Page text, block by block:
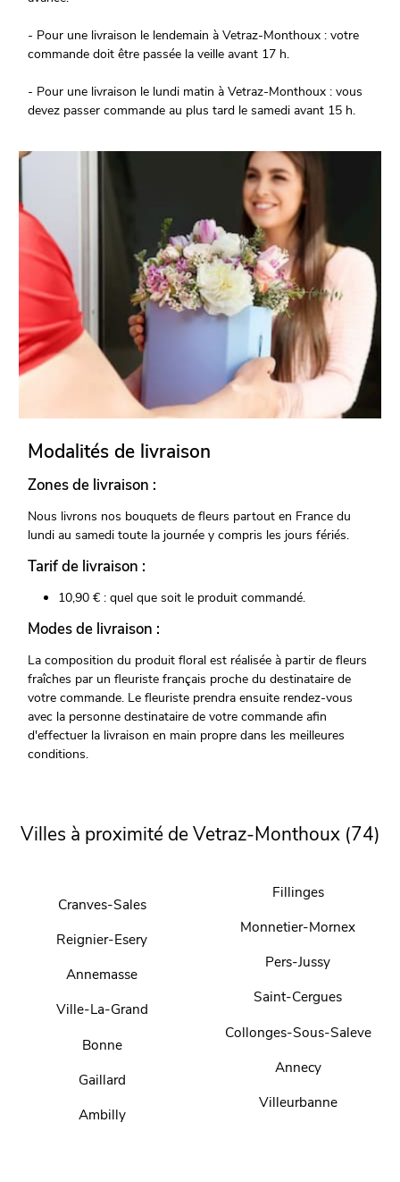
- Pour une livraison le lendemain à Vetraz-Monthoux : votre
commande doit être passée la veille avant 17 h.
- Pour une livraison le lundi matin à Vetraz-Monthoux : vous
devez passer commande au plus tard le samedi avant 15 h.
Modalités de livraison
Zones de livraison :
Nous livrons nos bouquets de fleurs partout en France du
lundi au samedi toute la journée y compris les jours fériés.
Tarif de livraison :
10,90 € : quel que soit le produit commandé.
Modes de livraison :
La composition du produit floral est réalisée à partir de fleurs
fraîches par un fleuriste français proche du destinataire de
votre commande. Le fleuriste prendra ensuite rendez-vous
avec la personne destinataire de votre commande afin
d'effectuer la livraison en main propre dans les meilleures
conditions.
Villes à proximité de Vetraz-Monthoux (74)
Cranves-Sales
Reignier-Esery
Annemasse
Ville-La-Grand
Bonne
Gaillard
Ambilly
Fillinges
Monnetier-Mornex
Pers-Jussy
Saint-Cergues
Collonges-Sous-Saleve
Annecy
Villeurbanne